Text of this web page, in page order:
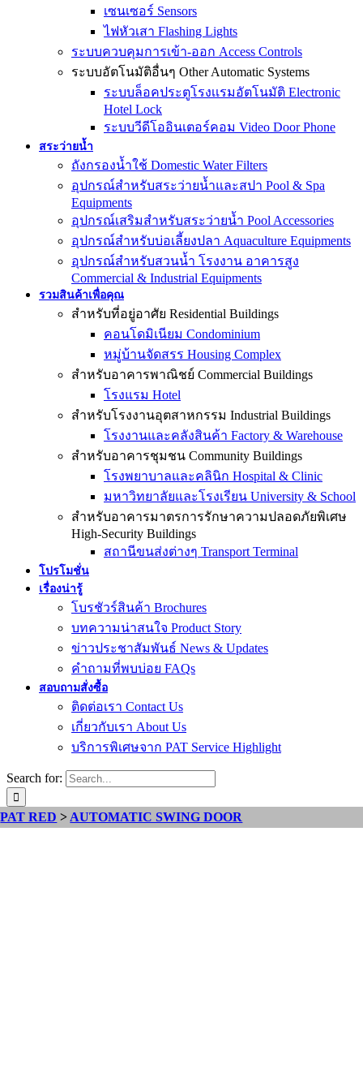
เซนเซอร์ Sensors
ไฟหัวเสา Flashing Lights
ระบบควบคุมการเข้า-ออก Access Controls
ระบบอัตโนมัติอื่นๆ Other Automatic Systems
ระบบล็อคประตูโรงเเรมอัตโนมัติ Electronic
Hotel Lock
ระบบวีดีโออินเตอร์คอม Video Door Phone
สระว่ายน้ำ
ถังกรองน้ำใช้ Domestic Water Filters
อุปกรณ์สำหรับสระว่ายน้ำและสปา Pool & Spa
Equipments
อุปกรณ์เสริมสำหรับสระว่ายน้ำ Pool Accessories
อุปกรณ์สำหรับบ่อเลี้ยงปลา Aquaculture Equipments
อุปกรณ์สำหรับสวนน้ำ โรงงาน อาคารสูง
Commercial & Industrial Equipments
รวมสินค้าเพื่อคุณ
สำหรับที่อยู่อาศัย Residential Buildings
คอนโดมิเนียม Condominium
หมู่บ้านจัดสรร Housing Complex
สำหรับอาคารพาณิชย์ Commercial Buildings
โรงแรม Hotel
สำหรับโรงงานอุตสาหกรรม Industrial Buildings
โรงงานและคลังสินค้า Factory & Warehouse
สำหรับอาคารชุมชน Community Buildings
โรงพยาบาลและคลินิก Hospital & Clinic
มหาวิทยาลัยและโรงเรียน University & School
สำหรับอาคารมาตรการรักษาความปลอดภัยพิเศษ
High-Security Buildings
สถานีขนส่งต่างๆ Transport Terminal
โปรโมชั่น
เรื่องน่ารู้
โบรชัวร์สินค้า Brochures
บทความน่าสนใจ Product Story
ข่าวประชาสัมพันธ์ News & Updates
คำถามที่พบบ่อย FAQs
สอบถามสั่งซื้อ
ติดต่อเรา Contact Us
เกี่ยวกับเรา About Us
บริการพิเศษจาก PAT Service Highlight
Search for:
PAT RED > AUTOMATIC SWING DOOR